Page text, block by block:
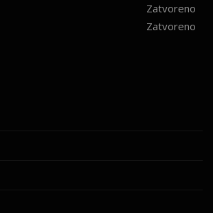
Zatvoreno
Zatvoreno